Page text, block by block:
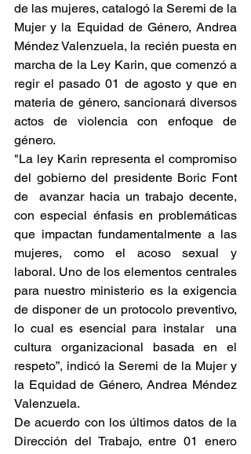
de las mujeres, catalogó la Seremi de la
Mujer y la Equidad de Género, Andrea
Méndez Valenzuela, la recién puesta en
marcha de la Ley Karin, que comenzó a
regir el pasado 01 de agosto y que en
materia de género, sancionará diversos
actos de violencia con enfoque de
género.
"La ley Karin representa el compromiso
del gobierno del presidente Boric Font
de  avanzar hacia un trabajo decente,
con especial énfasis en problemáticas
que impactan fundamentalmente a las
mujeres, como el acoso sexual y
laboral. Uno de los elementos centrales
para nuestro ministerio es la exigencia
de disponer de un protocolo preventivo,
lo cual es esencial para instalar  una
cultura organizacional basada en el
respeto”, indicó la Seremi de la Mujer y
la Equidad de Género, Andrea Méndez
Valenzuela.
De acuerdo con los últimos datos de la
Dirección del Trabajo, entre 01 enero